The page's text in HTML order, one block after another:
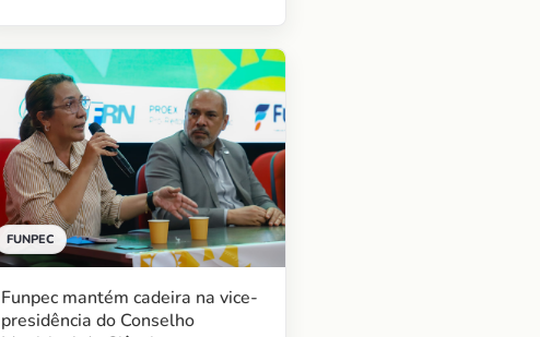
FUNPEC
Funpec mantém cadeira na vice-
presidência do Conselho